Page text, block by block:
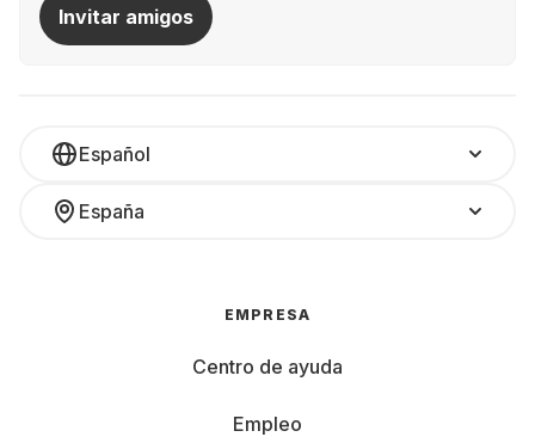
Invitar amigos
Español
España
EMPRESA
Centro de ayuda
Empleo